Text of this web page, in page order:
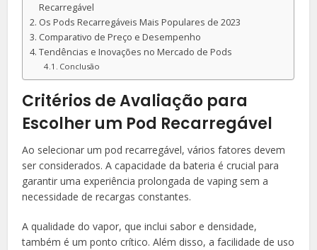
Recarregável
Os Pods Recarregáveis Mais Populares de 2023
Comparativo de Preço e Desempenho
Tendências e Inovações no Mercado de Pods
Conclusão
Critérios de Avaliação para
Escolher um Pod Recarregável
Ao selecionar um pod recarregável, vários fatores devem
ser considerados. A capacidade da bateria é crucial para
garantir uma experiência prolongada de vaping sem a
necessidade de recargas constantes.
A qualidade do vapor, que inclui sabor e densidade,
também é um ponto crítico. Além disso, a facilidade de uso